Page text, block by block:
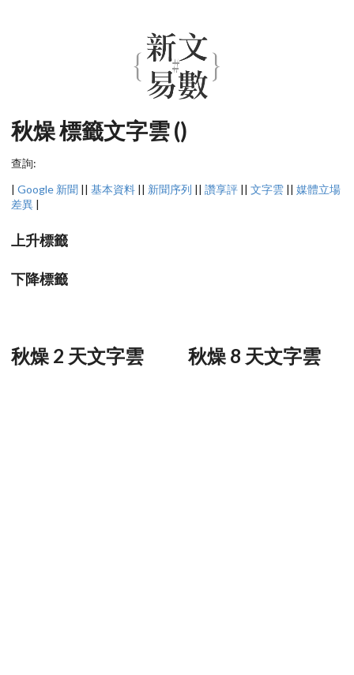
秋燥 標籤文字雲 ()
查詢:
| Google 新聞 || 基本資料 || 新聞序列 || 讚享評 || 文字雲 || 媒體立場
差異 |
上升標籤
下降標籤
秋燥 2 天文字雲 秋燥 8 天文字雲